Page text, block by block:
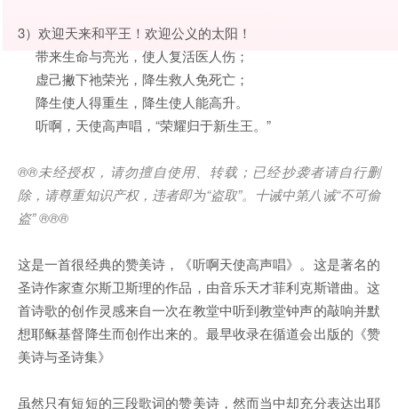
3）欢迎天来和平王！欢迎公义的太阳！
带来生命与亮光，使人复活医人伤；
虚己撇下祂荣光，降生救人免死亡；
降生使人得重生，降生使人能高升。
听啊，天使高声唱，“荣耀归于新生王。”
®®未经授权，请勿擅自使用、转载；已经抄袭者请自行删
除，请尊重知识产权，违者即为“盗取”。十诫中第八诫“不可偷
盗” ®®®
这是一首很经典的赞美诗，《听啊天使高声唱》。这是著名的
圣诗作家查尔斯卫斯理的作品，由音乐天才菲利克斯谱曲。这
首诗歌的创作灵感来自一次在教堂中听到教堂钟声的敲响并默
想耶稣基督降生而创作出来的。最早收录在循道会出版的《赞
美诗与圣诗集》
虽然只有短短的三段歌词的赞美诗，然而当中却充分表达出耶